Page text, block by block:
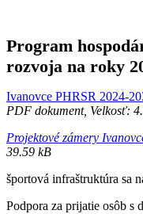
Program
rozvoja na roky
Ivanovce PHRSR 2024-
PDF dokument, Velkosť:
Projektové zámery
39.59 kB
športová infraštruktúra sa
Podpora za prijatie osôb s